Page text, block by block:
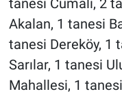
tanesi Cumalı, 2
Akalan, 1 tanesi
tanesi Dereköy, 1
Sarılar, 1 tanesi
Mahallesi, 1